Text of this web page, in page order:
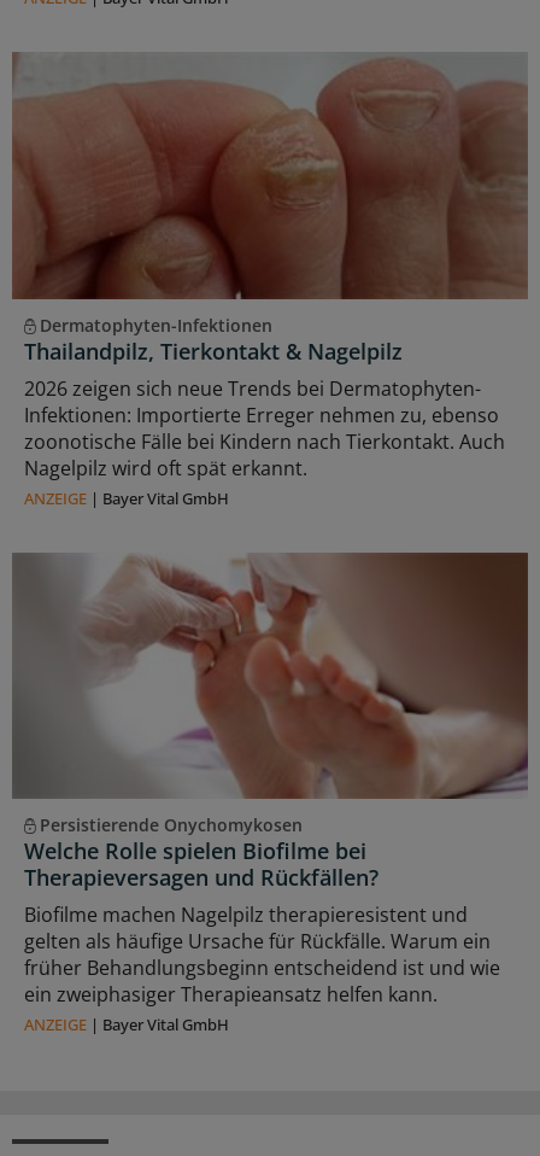
Dermatophyten-Infektionen
Thailandpilz, Tierkontakt & Nagelpilz
2026 zeigen sich neue Trends bei Dermatophyten-
Infektionen: Importierte Erreger nehmen zu, ebenso
zoonotische Fälle bei Kindern nach Tierkontakt. Auch
Nagelpilz wird oft spät erkannt.
ANZEIGE | Bayer Vital GmbH
Persistierende Onychomykosen
Welche Rolle spielen Biofilme bei
Therapieversagen und Rückfällen?
Biofilme machen Nagelpilz therapieresistent und
gelten als häufige Ursache für Rückfälle. Warum ein
früher Behandlungsbeginn entscheidend ist und wie
ein zweiphasiger Therapieansatz helfen kann.
ANZEIGE | Bayer Vital GmbH